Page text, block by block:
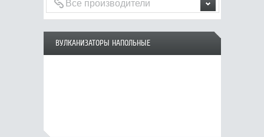
ВУЛКАНИЗАТОРЫ НАПОЛЬНЫЕ